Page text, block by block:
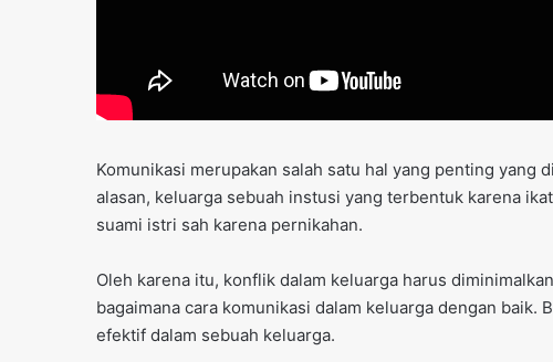
Komunikasi merupakan salah satu hal yang penting yang
alasan, keluarga sebuah instusi yang terbentuk karena
suami istri sah karena pernikahan.
Oleh karena itu, konflik dalam keluarga harus
bagaimana cara komunikasi dalam keluarga dengan
efektif dalam sebuah keluarga.